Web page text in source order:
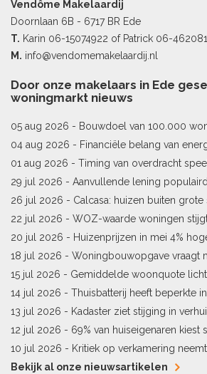
Vendôme Makelaardij
Doornlaan 6B - 6717 BR Ede
T. Karin 06-15074922 of Patrick 06-
M. info@vendomemakelaardij.nl
Door onze makelaars in Ede
woningmarkt nieuws
05 aug 2026 - Bouwdoel van 100.000
bereik
04 aug 2026 - Financiële belang van
01 aug 2026 - Timing van overdracht
woningprijs
29 jul 2026 - Aanvullende lening
starters
26 jul 2026 - Calcasa: huizen buiten
sneller meer waard
22 jul 2026 - WOZ-waarde woningen
Limburg en Pekela
20 jul 2026 - Huizenprijzen in mei 4%
woningverkopen
18 jul 2026 - Woningbouwopgave vraagt
vergunningen
15 jul 2026 - Gemiddelde woonquote
14 jul 2026 - Thuisbatterij heeft beperkte
energielabel
13 jul 2026 - Kadaster ziet stijging in
kopers
12 jul 2026 - 69% van huiseigenaren kiest
hypotheekaflossing
10 jul 2026 - Kritiek op verkamering
alternatieven stijgt
Bekijk al onze nieuwsartikelen